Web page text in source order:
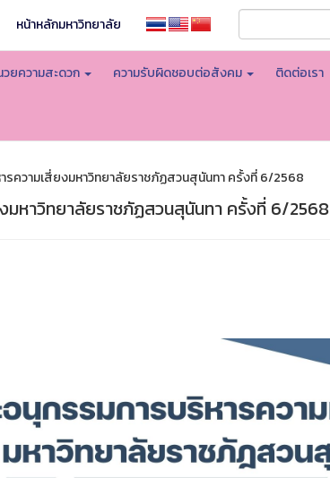
หน้าหลักมหาวิทยาลัย
ยความสะดวก ความรับผิดชอบต่อสังคม ติดต่อเรา
ความเสี่ยงมหาวิทยาลัยราชภัฏสวนสุนันทา ครั้งที่ 6/2568
มหาวิทยาลัยราชภัฏสวนสุนันทา ครั้งที่ 6/2568